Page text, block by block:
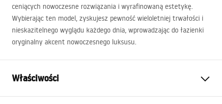
ceniących nowoczesne rozwiązania i wyrafinowaną estetykę.
Wybierając ten model, zyskujesz pewność wieloletniej trwałości i
nieskazitelnego wyglądu każdego dnia, wprowadzając do łazienki
oryginalny akcent nowoczesnego luksusu.
Właściwości